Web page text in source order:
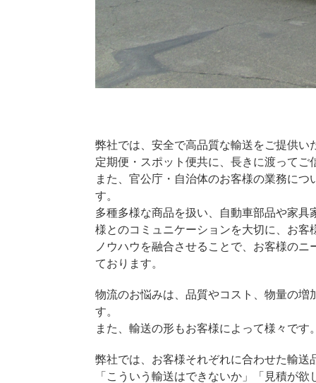
弊社では、安全で高品質な輸送をご提供い
定期便・スポット便共に、長きに渡って
また、官公庁・自治体のお客様の業務に
す。
多種多様な商品を扱い、自動車部品や家
様とのコミュニケーションを大切に、お
ノウハウを融合させることで、お客様の
ております。
物流のお悩みは、品質やコスト、物量の
す。
また、輸送の形もお客様によって様々です
弊社では、お客様それぞれに合わせた輸送
「こういう輸送はできないか」「見積が